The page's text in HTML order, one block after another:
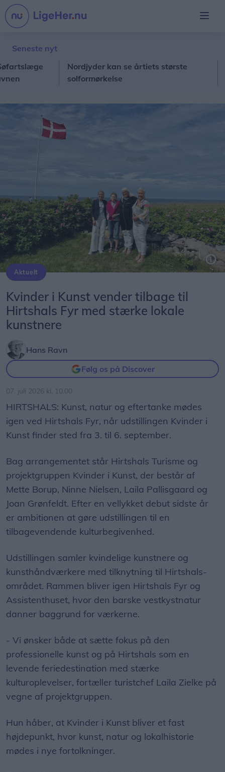
Seneste nyt
Nordjyder kan se årtiets største
solformørkelse
Aktuelt
Kvinder i Kunst vender tilbage til
Hirtshals Fyr med stærke lokale
kunstnere
Hans Ravn
Følg os på Discover
07. juli 2026 kl. 10.00
HIRTSHALS: Kunst, natur og eftertanke mødes
igen ved Hirtshals Fyr, når udstillingen Kvinder i
Kunst finder sted fra 3. til 6. september.
Bag arrangementet står Hirtshals Turisme og
projektgruppen Kvinder i Kunst, der består af
Mette Borup, Ninne Nielsen, Laila Pallisgaard og
Joan Grønfeldt. Efter en vellykket debut sidste år
er ambitionen at gøre udstillingen til en
tilbagevendende kulturbegivenhed.
Udstillingen samler kvindelige kunstnere og
kunsthåndværkere med tilknytning til Hirtshals-
området. Rammen bliver igen Hirtshals Fyr og
Assistenthuset, hvor den barske vestkystnatur
danner baggrund for værkerne.
- Vi ønsker både at sætte fokus på den
professionelle kunst og på Hirtshals som en
levende feriedestination med stærke
kulturoplevelser, fortæller turistchef Laila Zielke på
vegne af projektgruppen.
Hun håber, at Kvinder i Kunst bliver et fast
højdepunkt, hvor kunst, natur og lokalhistorie
mødes i nye fortolkninger.